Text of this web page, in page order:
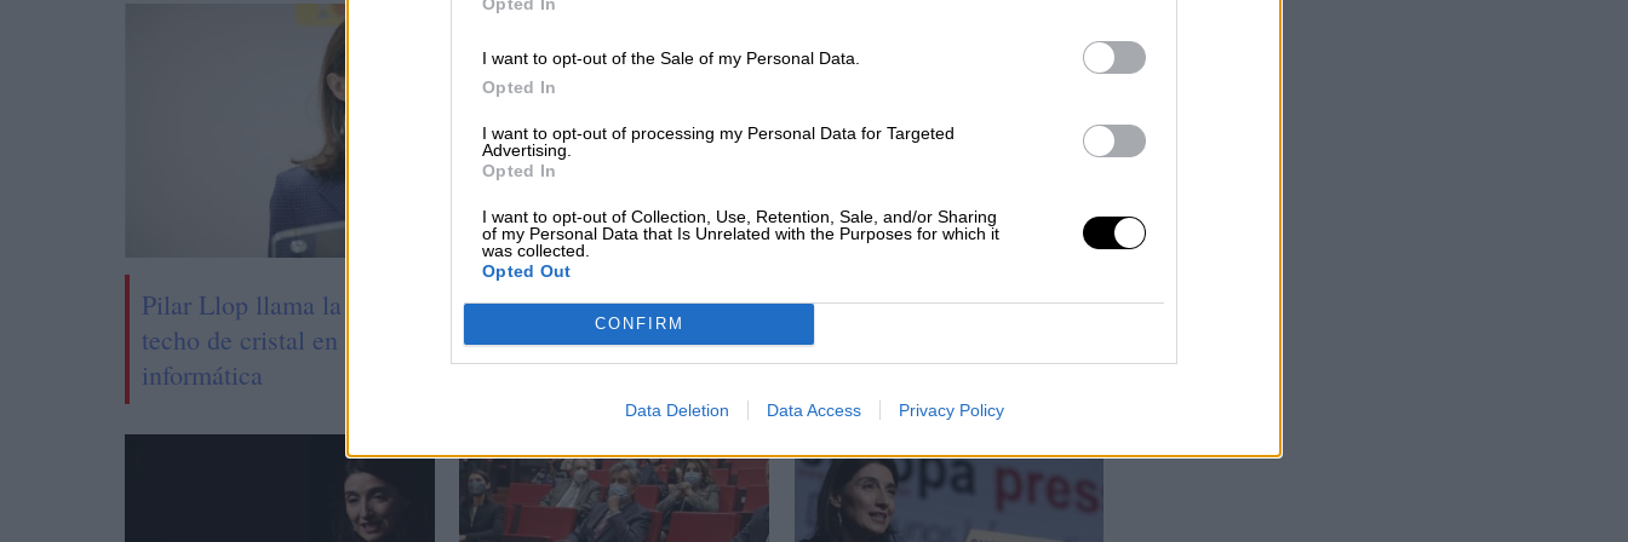
I want to opt-out of the Sale of my Personal Data.
Opted In
I want to opt-out of processing my Personal Data for Targeted
Advertising.
Opted In
I want to opt-out of Collection, Use, Retention, Sale, and/or Sharing
of my Personal Data that Is Unrelated with the Purposes for which it
was collected.
Opted Out
CONFIRM
Data Deletion Data Access Privacy Policy
Pilar Llop llama la atención sobre el
techo de cristal en ingenierías e
informática
Pilar Llop defiende un ordenamiento
jurídico de calidad en pro de la Justicia
social